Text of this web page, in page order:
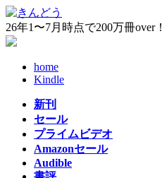
コ
ン
テ
ナ
ビ
ゲ
26年1〜7月時点で200万冊over！
home
Kindle
新刊
セール
プライムビデオ
Amazonセール
Audible